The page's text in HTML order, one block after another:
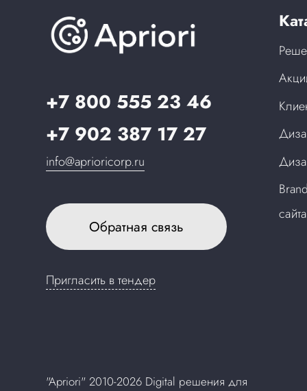
+7 800 555 23 46
+7 902 387 17 27
info@aprioricorp.ru
Обратная связь
Пригласить в тендер
сайта
"Apriori" 2010-2026 Digital решения для